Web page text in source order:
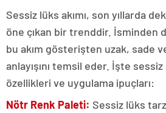
Sessiz lüks akımı, son yıllarda
öne çıkan bir trenddir. İsminden
bu akım gösterişten uzak, sade
anlayışını temsil eder. İşte sessiz
özellikleri ve uygulama ipuçları:
Nötr Renk Paleti: Sessiz lüks